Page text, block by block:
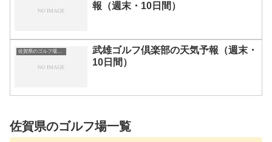
報（週末・10日間）
佐賀県のゴルフ場一覧｜距離が長い・広いゴルフ場ランキング
武雄ゴルフ倶楽部の天気予報（週末・
10日間）
佐賀県のゴルフ場一覧